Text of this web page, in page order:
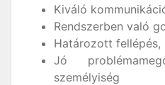
Kiváló
Rendszerben való
Határozott fellépés,
Jó
személyiség